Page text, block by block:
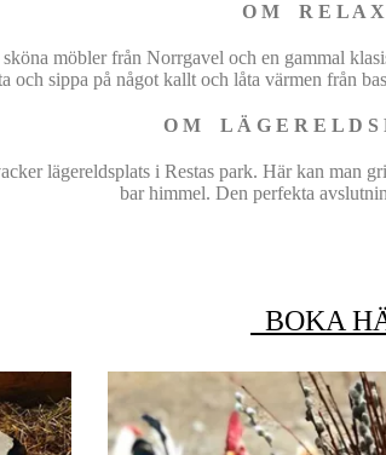
O M R E L A X
möbler från Norrgavel och en gammal
och sippa på något kallt och låta värmen från
O M L Ä G E R E L D S
lägereldsplats i Restas park. Här kan
bar himmel. Den perfekta
BOKA